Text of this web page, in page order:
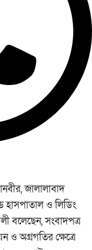
জালালাবাদ
হাসপাতাল ও লিডিং
বলেছেন, সংবাদপত্র
ও অগ্রগতির ক্ষেত্রে